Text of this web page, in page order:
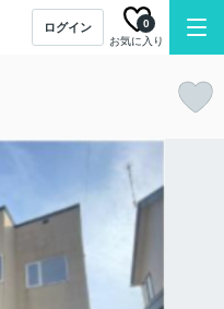
ログイン
お気に入り
0